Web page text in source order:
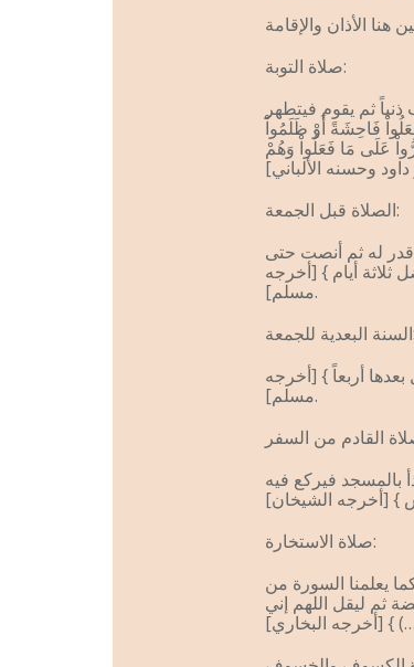
صلاة التوبة:
ثم يقوم فيتطهر
فَاحِشَةً أَوْ ظَلَمُواْ
عَلَى مَا فَعَلُواْ وَهُمْ
الصلاة قبل الجمعة:
له ثم أنصت حتى
أيام } [أخرجه
مسلم].
السنة البعدية للجمعة:
أربعاً } [أخرجه
مسلم].
بالمسجد فيركع فيه
صلاة الاستخارة:
يعلمنا السورة من
ثم ليقل اللهم إني